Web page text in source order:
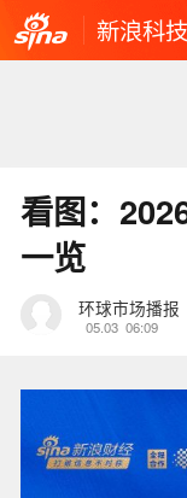
新浪科技
看图：
一览
环球市场播报
05.03 06:09